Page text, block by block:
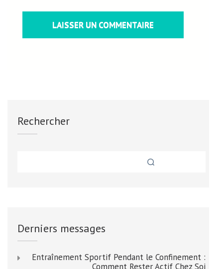
Rechercher
Derniers messages
Entraînement Sportif Pendant le Confinement :
Comment Rester Actif Chez Soi